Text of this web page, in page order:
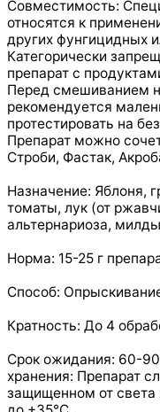
Совместимость:
относятся к
других фунгицидных
Категорически
препарат с
Перед смешиванием
рекомендуется
протестировать на
Препарат можно
Строби, Фастак,
Назначение: Яблоня,
томаты, лук (от
альтернариоза,
Норма: 15-25 г
Способ:
Кратность: До 4
Срок ожидания: 60-
хранения: Препарат
защищенном от света